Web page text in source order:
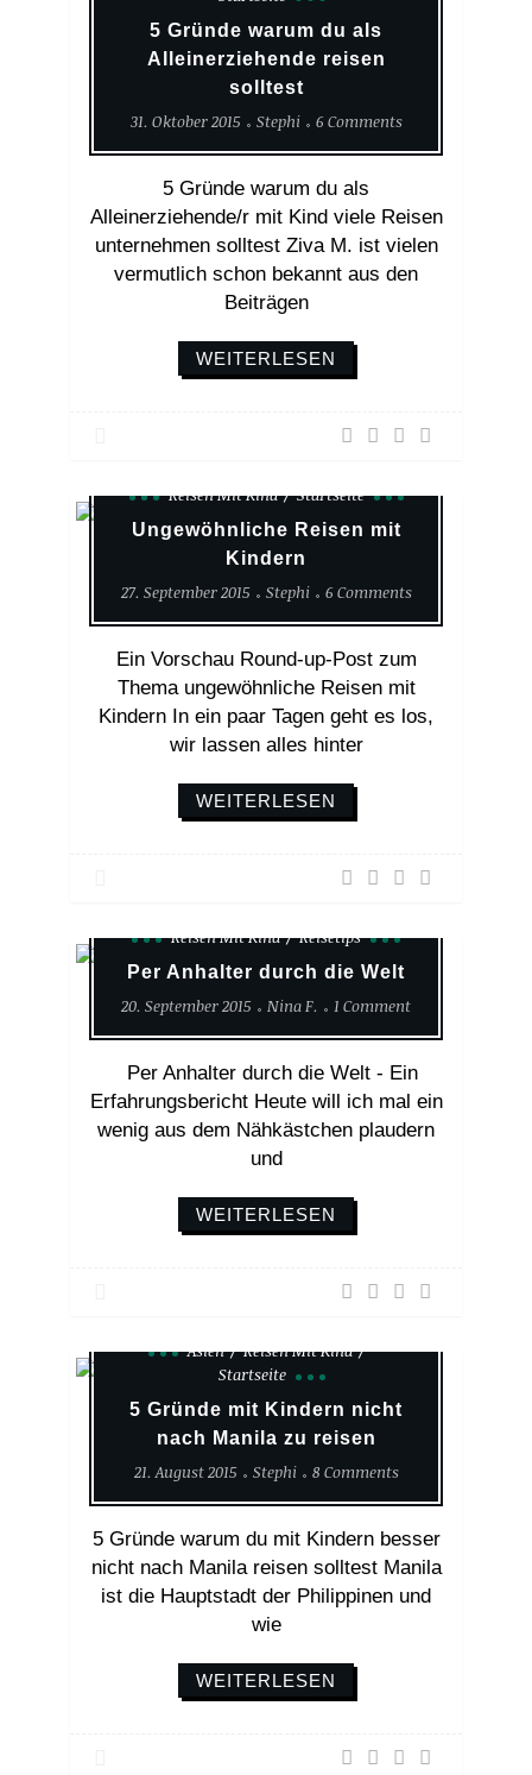
5 Gründe warum du als
Alleinerziehende reisen
solltest
31. Oktober 2015 Stephi 6 Comments
5 Gründe warum du als
Alleinerziehende/r mit Kind viele Reisen
unternehmen solltest Ziva M. ist vielen
vermutlich schon bekannt aus den
Beiträgen
WEITERLESEN
Reisen Mit Kind Startseite
Ungewöhnliche Reisen mit
Kindern
27. September 2015 Stephi 6 Comments
Ein Vorschau Round-up-Post zum
Thema ungewöhnliche Reisen mit
Kindern In ein paar Tagen geht es los,
wir lassen alles hinter
WEITERLESEN
Reisen Mit Kind Reisetips
Per Anhalter durch die Welt
20. September 2015 Nina F. 1 Comment
Per Anhalter durch die Welt - Ein
Erfahrungsbericht Heute will ich mal ein
wenig aus dem Nähkästchen plaudern
und
WEITERLESEN
Asien
Reisen Mit Kind
Startseite
5 Gründe mit Kindern nicht
nach Manila zu reisen
21. August 2015 Stephi 8 Comments
5 Gründe warum du mit Kindern besser
nicht nach Manila reisen solltest Manila
ist die Hauptstadt der Philippinen und
wie
WEITERLESEN